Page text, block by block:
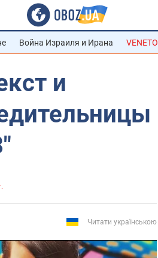
Война Израиля и Ирана VENETO
и
Читати українською